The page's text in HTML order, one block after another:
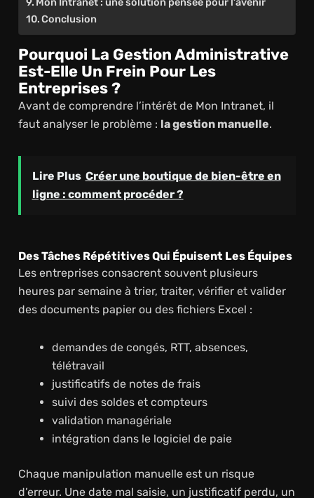
Conclusion
Pourquoi La Gestion Administrative
Est-Elle Un Frein Pour Les
Entreprises ?
Avant de comprendre l’intérêt de Mon Intranet, il
faut analyser le problème : la gestion manuelle.
Lire Plus Créer une boutique de bien-être en
ligne : comment procéder ?
Des Tâches Répétitives Qui Épuisent Les Équipes
Les entreprises consacrent souvent plusieurs
heures par semaine à trier, traiter, vérifier et valider
des documents papier ou des fichiers Excel :
demandes de congés, RTT, absences,
télétravail
justificatifs de notes de frais
suivi des soldes et compteurs
validation managériale
intégration dans le logiciel de paie
Chaque manipulation manuelle est un risque
d’erreur. Une date mal saisie, un justificatif perdu, un